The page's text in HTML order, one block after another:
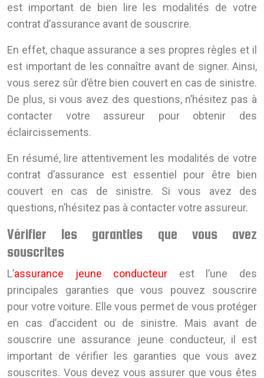
est important de bien lire les modalités de votre
contrat d’assurance avant de souscrire.
En effet, chaque assurance a ses propres règles et il
est important de les connaître avant de signer. Ainsi,
vous serez sûr d’être bien couvert en cas de sinistre.
De plus, si vous avez des questions, n’hésitez pas à
contacter votre assureur pour obtenir des
éclaircissements.
En résumé, lire attentivement les modalités de votre
contrat d’assurance est essentiel pour être bien
couvert en cas de sinistre. Si vous avez des
questions, n’hésitez pas à contacter votre assureur.
Vérifier les garanties que vous avez
souscrites
L’assurance jeune conducteur est l’une des
principales garanties que vous pouvez souscrire
pour votre voiture. Elle vous permet de vous protéger
en cas d’accident ou de sinistre. Mais avant de
souscrire une assurance jeune conducteur, il est
important de vérifier les garanties que vous avez
souscrites. Vous devez vous assurer que vous êtes